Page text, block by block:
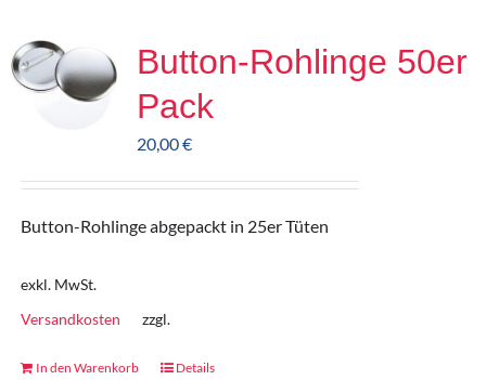
Button-Rohlinge 50er
Pack
20,00€
Button-Rohlinge abgepackt in 25er Tüten
exkl. MwSt.
zzgl.
Versandkosten
In den Warenkorb Details